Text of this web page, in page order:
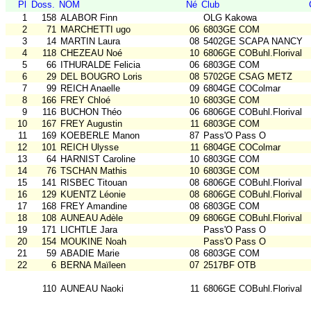
Pl
Doss. NOM Né Club
1
158 ALABOR Finn
OLG Kakowa
2
71 MARCHETTI ugo 06 6803GE COM
3
14 MARTIN Laura 08 5402GE SCAPA NANCY
4
118 CHEZEAU Noé 10 6806GE COBuhl.Florival
5
66 ITHURALDE Felicia 06 6803GE COM
6
29 DEL BOUGRO Loris 08 5702GE CSAG METZ
7
99 REICH Anaelle 09 6804GE COColmar
8
166 FREY Chloé 10 6803GE COM
9
116 BUCHON Théo 06 6806GE COBuhl.Florival
10
167 FREY Augustin 11 6803GE COM
11
169 KOEBERLE Manon 87 Pass'O Pass O
12
101 REICH Ulysse 11 6804GE COColmar
13
64 HARNIST Caroline 10 6803GE COM
14
76 TSCHAN Mathis 10 6803GE COM
15
141 RISBEC Titouan 08 6806GE COBuhl.Florival
16
129 KUENTZ Léonie 08 6806GE COBuhl.Florival
17
168 FREY Amandine 08 6803GE COM
18
108 AUNEAU Adèle 09 6806GE COBuhl.Florival
19
171 LICHTLE Jara
Pass'O Pass O
20
154 MOUKINE Noah
Pass'O Pass O
21
59 ABADIE Marie 08 6803GE COM
22
6 BERNA Maïleen 07 2517BF OTB
110 AUNEAU Naoki 11 6806GE COBuhl.Florival